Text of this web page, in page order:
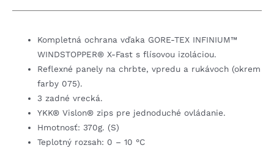
Kompletná ochrana vďaka GORE-TEX INFINIUM™
WINDSTOPPER® X-Fast s flísovou izoláciou.
Reflexné panely na chrbte, vpredu a rukávoch (okrem
farby 075).
3 zadné vrecká.
YKK® Vislon® zips pre jednoduché ovládanie.
Hmotnosť: 370g. (S)
Teplotný rozsah: 0 – 10 °C